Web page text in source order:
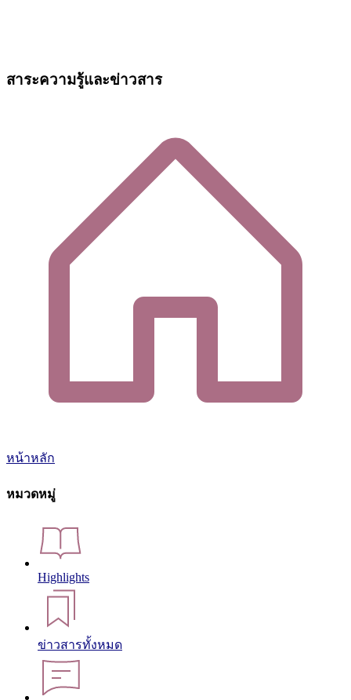
สาระความรู้และข่าวสาร
หน้าหลัก
หมวดหมู่
Highlights
ข่าวสารทั้งหมด